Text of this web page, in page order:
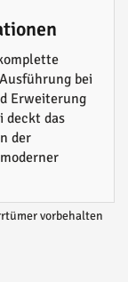
bei
Erweiterung
deckt das
der
vorbehalten